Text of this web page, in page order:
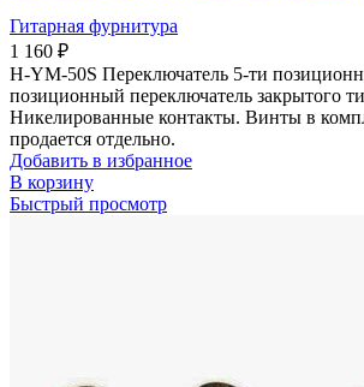
Гитарная фурнитура
1 160 ₽
H-YM-50S Переключатель 5-ти
позиционный переключатель закрытого
Никелированные контакты. Винты в
продается отдельно.
Добавить в избранное
В корзину
Быстрый просмотр